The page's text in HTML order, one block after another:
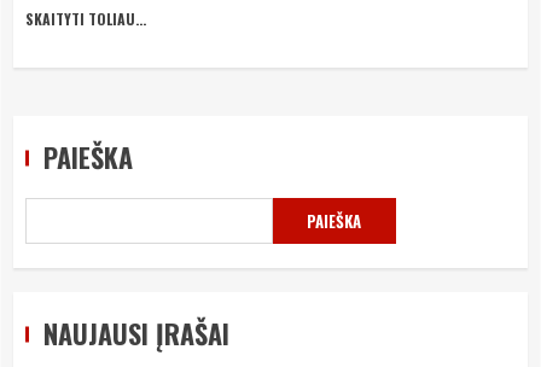
SKAITYTI TOLIAU...
PAIEŠKA
PAIEŠKA
NAUJAUSI ĮRAŠAI